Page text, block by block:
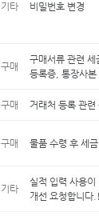
기타 비밀번호 변경
구매
구매서류 관련
등록증, 통장사본
구매 거래처 등록 관련
구매 물품 수령 후 세
기타
실적 입력 사용이
개선 요청합니